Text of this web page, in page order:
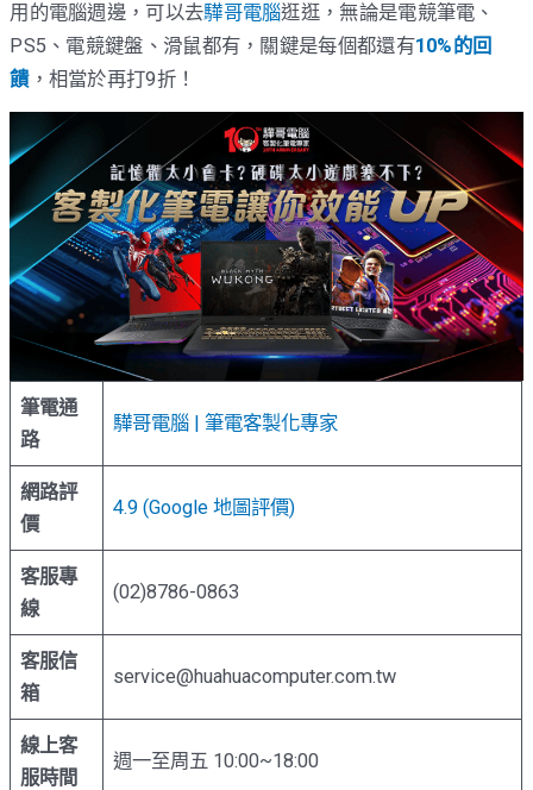
用的電腦週邊，可以去驊哥電腦逛逛，無論是電競筆電、
PS5、電競鍵盤、滑鼠都有，關鍵是每個都還有10%的回
饋，相當於再打9折！
筆電通
路
驊哥電腦 | 筆電客製化專家
網路評
價
4.9 (Google 地圖評價)
客服專
線
(02)8786-0863
客服信
箱
service@huahuacomputer.com.tw
線上客
服時間
週一至周五 10:00~18:00